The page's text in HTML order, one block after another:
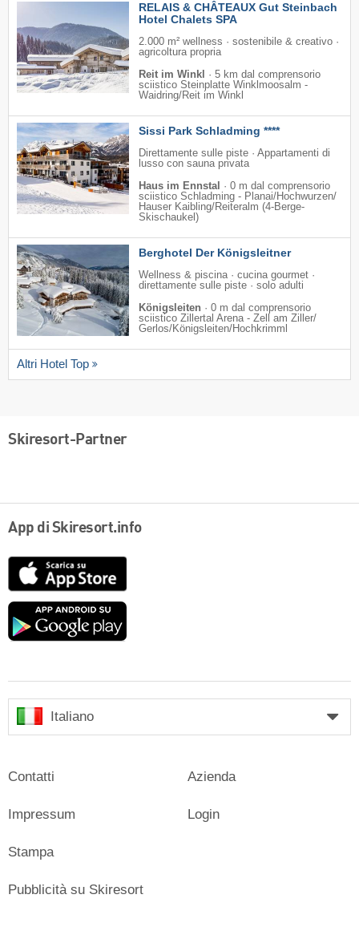
RELAIS & CHÂTEAUX Gut Steinbach
Hotel Chalets SPA
2.000 m² wellness · sostenibile & creativo ·
agricoltura propria
Reit im Winkl
· 5 km dal comprensorio
sciistico Steinplatte Winklmoosalm -
Waidring/​Reit im Winkl
Sissi Park Schladming ****
Direttamente sulle piste · Appartamenti di
lusso con sauna privata
Haus im Ennstal · 0 m dal comprensorio
sciistico Schladming - Planai/​Hochwurzen/​
Hauser Kaibling/​Reiteralm (4-Berge-
Skischaukel)
Berghotel Der Königsleitner
Wellness & piscina · cucina gourmet ·
direttamente sulle piste · solo adulti
Königsleiten · 0 m dal comprensorio
sciistico Zillertal Arena - Zell am Ziller/​
Gerlos/​Königsleiten/​Hochkrimml
Altri Hotel Top
Skiresort-Partner
App di Skiresort.info
Google
Italiano
Contatti
Impressum
Stampa
Azienda
Login
Pubblicità su Skiresort